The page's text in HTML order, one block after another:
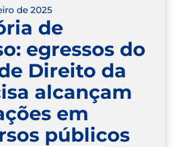
de 2025
de
egressos do
Direito da
alcançam
em
públicos